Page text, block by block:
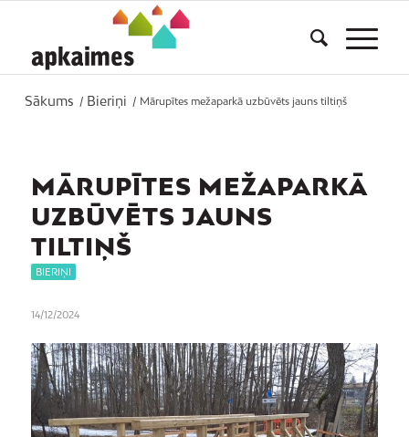
Sākums / Bieriņi / Mārupītes mežaparkā uzbūvēts jauns tiltiņš
MĀRUPĪTES MEŽAPARKĀ
UZBŪVĒTS JAUNS
TILTIŅŠ
BIERIŅI
14/12/2024